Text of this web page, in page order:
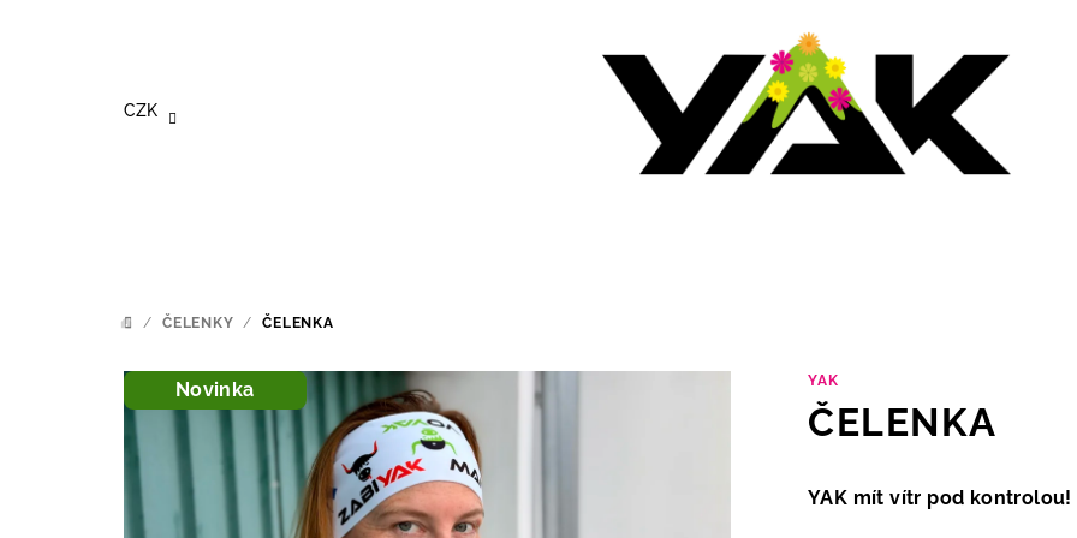
CZK
DOMŮ
/ ČELENKY / ČELENKA
YAK
ČELENKA
YAK mít vítr pod
Novinka